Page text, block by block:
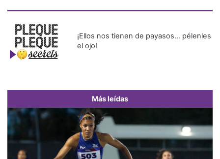
¡Ellos nos tienen de payasos… pélenles
el ojo!
Más leídas